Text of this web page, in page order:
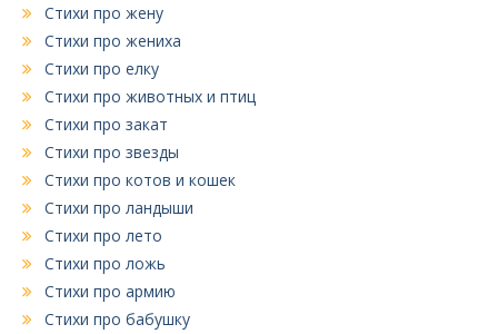
Стихи про жену
Стихи про жениха
Стихи про елку
Стихи про животных и птиц
Стихи про закат
Стихи про звезды
Стихи про котов и кошек
Стихи про ландыши
Стихи про лето
Стихи про ложь
Стихи про армию
Стихи про бабушку